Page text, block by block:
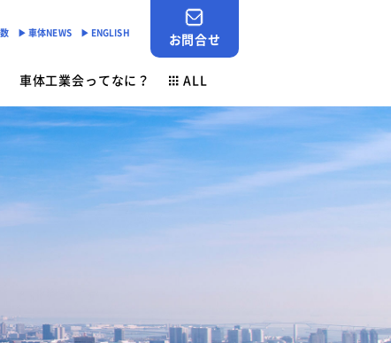
▶︎ 車体NEWS ▶︎ ENGLISH お問合せ
ご挨拶
検制度
録一覧
- 「環境基準適合ラベル」の設定
会員検索
車体工業会ってなに？ ALL
JABIA SHOP
各種申請用紙ダウンロード